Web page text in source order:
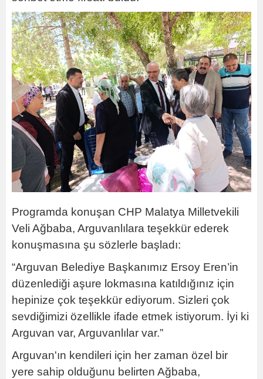
Programda konuşan CHP Malatya Milletvekili
Veli Ağbaba, Arguvanlılara teşekkür ederek
konuşmasına şu sözlerle başladı:
“Arguvan Belediye Başkanımız Ersoy Eren’in
düzenlediği aşure lokmasına katıldığınız için
hepinize çok teşekkür ediyorum. Sizleri çok
sevdiğimizi özellikle ifade etmek istiyorum. İyi ki
Arguvan var, Arguvanlılar var.”
Arguvan'ın kendileri için her zaman özel bir
yere sahip olduğunu belirten Ağbaba,